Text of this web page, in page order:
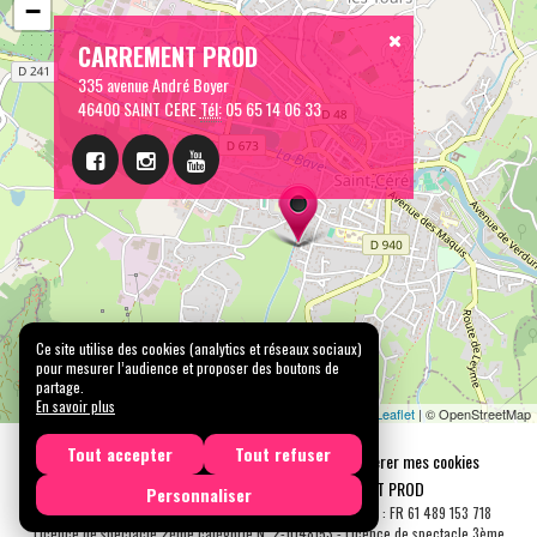
CARREMENT PROD
335 avenue André Boyer
46400 SAINT CERETél:05 65 14 06 33
−
Leaflet | © OpenStreetMap
Mentions légales Confidentialité
Gérer mes cookies
Tous droits réservés © 2026 |
CARREMENT PROD
N° SIRET : 489 153 718 00031 - APE : 9001 Z - N° TVA Int. : FR 61 489 153 718
Licence de spectacle 2ème catégorie N°2-1048153 - Licence de spectacle 3ème
Ce site utilise des cookies (analytics et réseaux sociaux)
pour mesurer l’audience et proposer des boutons de
partage.
En savoir plus
Tout accepter
Tout refuser
Personnaliser